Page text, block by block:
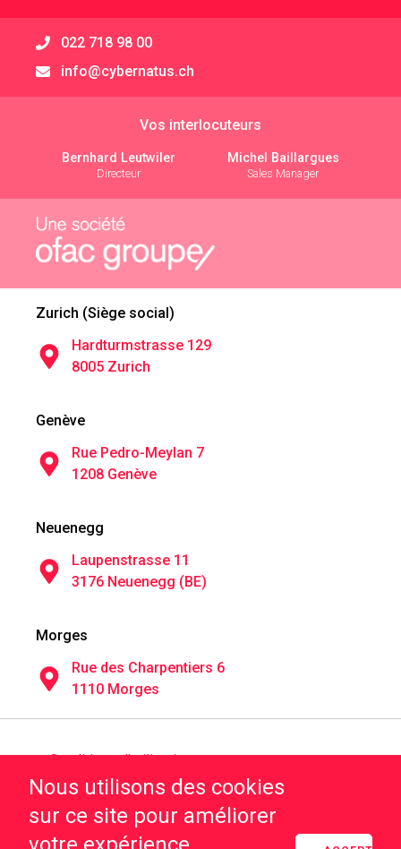
022 718 98 00
info@cybernatus.ch
Vos interlocuteurs
Bernhard Leutwiler
Directeur
Michel Baillargues
Sales Manager
Zurich (Siège social)
Hardturmstrasse 129
8005 Zurich
Genève
Rue Pedro-Meylan 7
1208 Genève
Neuenegg
Laupenstrasse 11
3176 Neuenegg (BE)
Morges
Rue des Charpentiers 6
1110 Morges
Conditions d'utilisation
Confidentialité
Nous utilisons des cookies
sur ce site pour améliorer